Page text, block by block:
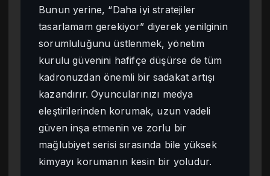
Bunun yerine, “Daha iyi stratejiler
tasarlamam gerekiyor” diyerek yenilginin
sorumluluğunu üstlenmek, yönetim
kurulu güvenini hafifçe düşürse de tüm
kadronuzdan önemli bir sadakat artışı
kazandırır. Oyuncularınızı medya
eleştirilerinden korumak, uzun vadeli
güven inşa etmenin ve zorlu bir
mağlubiyet serisi sırasında bile yüksek
kimyayı korumanın kesin bir yoludur.